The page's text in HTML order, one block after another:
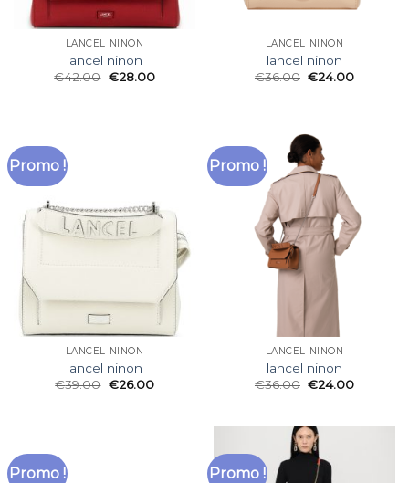
LANCEL NINON
lancel ninon
€42.00 €28.00
LANCEL NINON
lancel ninon
€36.00 €24.00
Promo !
LANCEL NINON
lancel ninon
€39.00 €26.00
Promo !
LANCEL NINON
lancel ninon
€36.00 €24.00
Promo ! Promo !